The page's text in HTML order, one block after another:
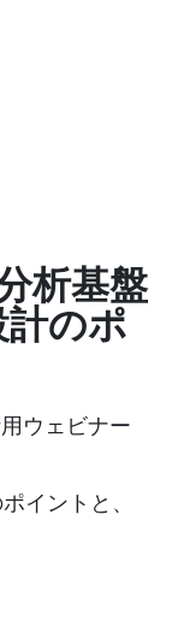
析基盤
のポ
ウェビナー
イントと、